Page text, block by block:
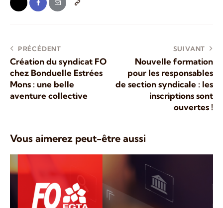
PRÉCÉDENT
Création du syndicat FO
chez Bonduelle Estrées
Mons : une belle
aventure collective
SUIVANT
Nouvelle formation
pour les responsables
de section syndicale : les
inscriptions sont
ouvertes !
Vous aimerez peut-être aussi